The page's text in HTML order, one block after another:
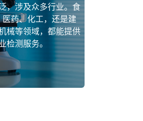
，涉及众多行业。食
药、化工，还是建
械等领域，都能提供
检测服务。